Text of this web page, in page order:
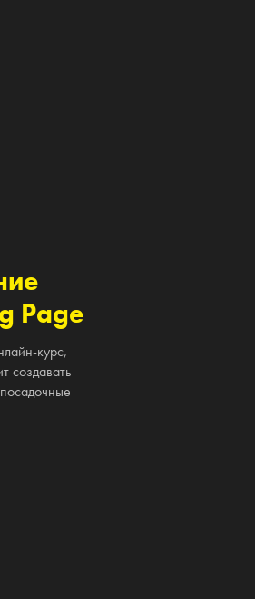
Page
курс,
создавать